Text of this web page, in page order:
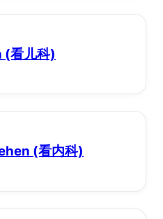
(看儿科)
(看内科)